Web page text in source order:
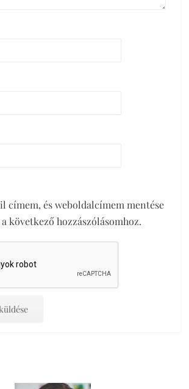
címem, és weboldalcímem mentése
következő hozzászólásomhoz.